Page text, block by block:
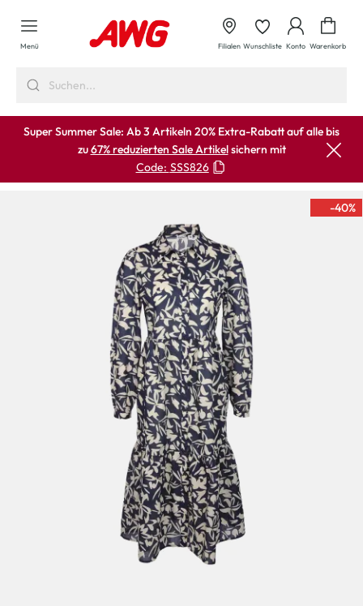
springen
Menü Filialen Wunschliste Konto Warenkorb
Super Summer Sale: Ab 3 Artikeln 20% Extra-Rabatt auf alle bis
zu67% reduzierten Sale Artikelsichern mit
Code: SSS826
-40%